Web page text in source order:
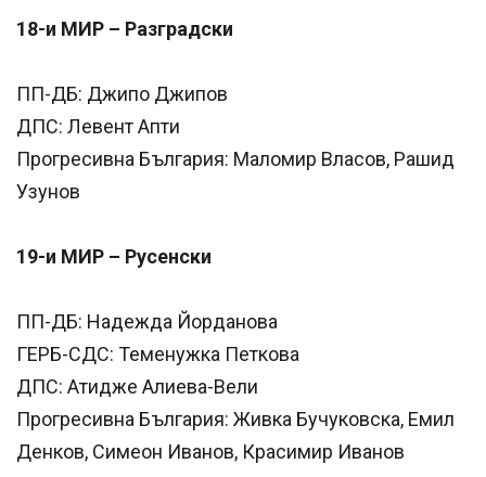
18-и МИР – Разградски
ПП-ДБ: Джипо Джипов
ДПС: Левент Апти
Прогресивна България: Маломир Власов, Рашид
Узунов
19-и МИР – Русенски
ПП-ДБ: Надежда Йорданова
ГЕРБ-СДС: Теменужка Петкова
ДПС: Атидже Алиева-Вели
Прогресивна България: Живка Бучуковска, Емил
Денков, Симеон Иванов, Красимир Иванов